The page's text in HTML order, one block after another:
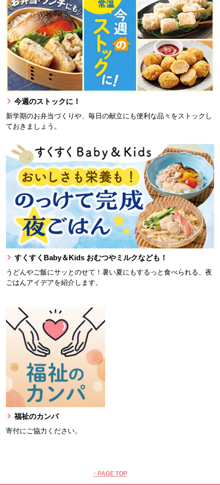
今週のストックに！
新学期のお弁当づくりや、毎日の献立にも便利な品々をストックし
ておきましょう。
すくすくBaby＆Kids おむつやミルクなども！
うどんやご飯にサッとのせて！暑い夏にもするっと食べられる、夜
ごはんアイデアを紹介します。
福祉のカンパ
寄付にご協力ください。
↑ PAGE TOP